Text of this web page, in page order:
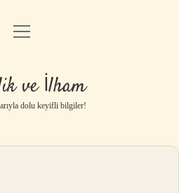
Anasayfa
Politikası
Uyarı
menüyü
ve İlham
dolu keyifli bilgiler!